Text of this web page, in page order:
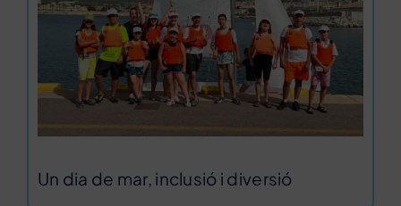
Un dia de mar, inclusió i diversió